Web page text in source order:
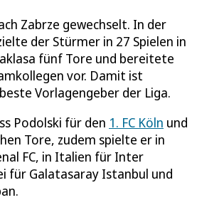
Zabrze gewechselt. In der
der Stürmer in 27 Spielen in
fünf Tore und bereitete
vor. Damit ist
Vorlagengeber der Liga.
Podolski für den 1. FC Köln und
Tore, zudem spielte er in
FC, in Italien für Inter
für Galatasaray Istanbul und